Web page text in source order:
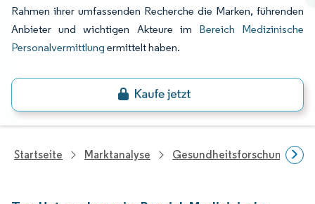
Rahmen ihrer umfassenden Recherche die Marken, führenden
Anbieter und wichtigen Akteure im Bereich Medizinische
Personalvermittlung ermittelt haben.
Startseite Marktanalyse Gesundheitsforschung